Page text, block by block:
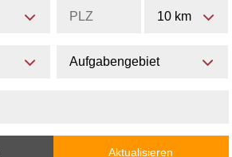
10 km
Aufgabengebiet
Aktualisieren